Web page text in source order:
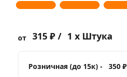
от 315 ₽ / 1 x Штука
Розничная (до 15к) -
350 ₽